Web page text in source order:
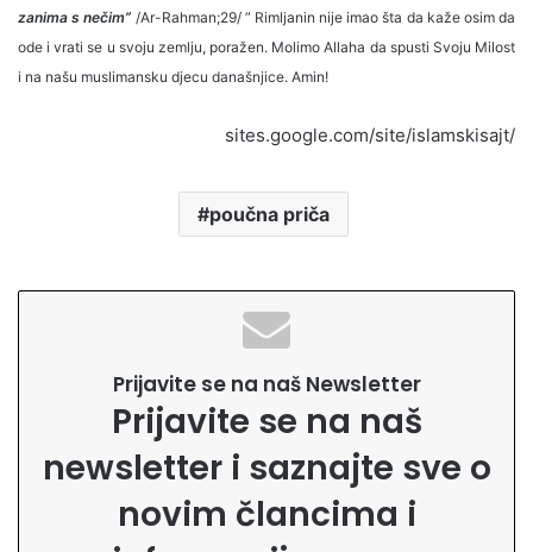
zanima s nečim” /Ar-Rahman;29/ ” Rimljanin nije imao šta da kaže osim da
ode i vrati se u svoju zemlju, poražen. Molimo Allaha da spusti Svoju Milost
i na našu muslimansku djecu današnjice. Amin!
sites.google.com/site/islamskisajt/
poučna priča
Prijavite se na naš Newsletter
Prijavite se na naš
newsletter i saznajte sve o
novim člancima i